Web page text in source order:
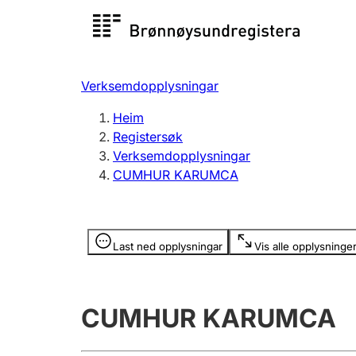
Registersøk
Registrere, endre, slette
Verksemdopplysningar
Heim
Registersøk
Verksemdopplysningar
CUMHUR KARUMCA
Last ned opplysningar Vis alle opplysninger
Opplysninger er skjult
CUMHUR KARUMCA